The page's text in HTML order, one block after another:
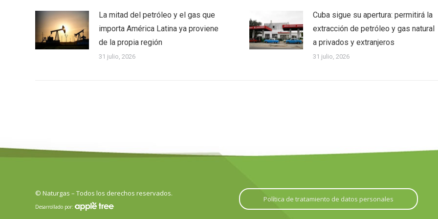
La mitad del petróleo y el gas que
importa América Latina ya proviene
de la propia región
31 julio, 2026
Cuba sigue su apertura: permitirá la
extracción de petróleo y gas natural
a privados y extranjeros
31 julio, 2026
© Naturgas – Todos los derechos reservados.
Desarrollado por:
Política de tratamiento de datos personales